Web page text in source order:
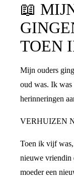
📖
TOEN
Mijn ouders
oud was. Ik
herinneringen
VERHUIZEN
Toen ik vijf was,
nieuwe vriendin
moeder een